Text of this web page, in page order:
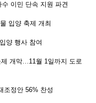
수 이민 단속 지원 파견
입양 축제 개최
입양 행사 참여
개막…11월 1일까지 도로
조정안 56% 찬성